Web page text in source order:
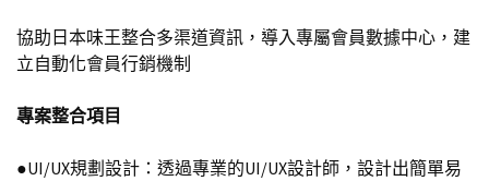
協助日本味王整合多渠道資訊，導入專屬會員數據中心，建
立自動化會員行銷機制
專案整合項目
●UI/UX規劃設計：透過專業的UI/UX設計師，設計出簡單易